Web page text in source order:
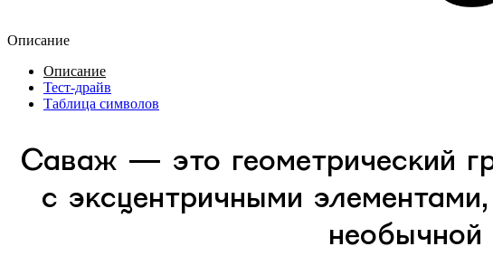
Описание
Описание
Тест-драйв
Таблица символов
Саваж — это геометрический
с эксцентричными
необычной